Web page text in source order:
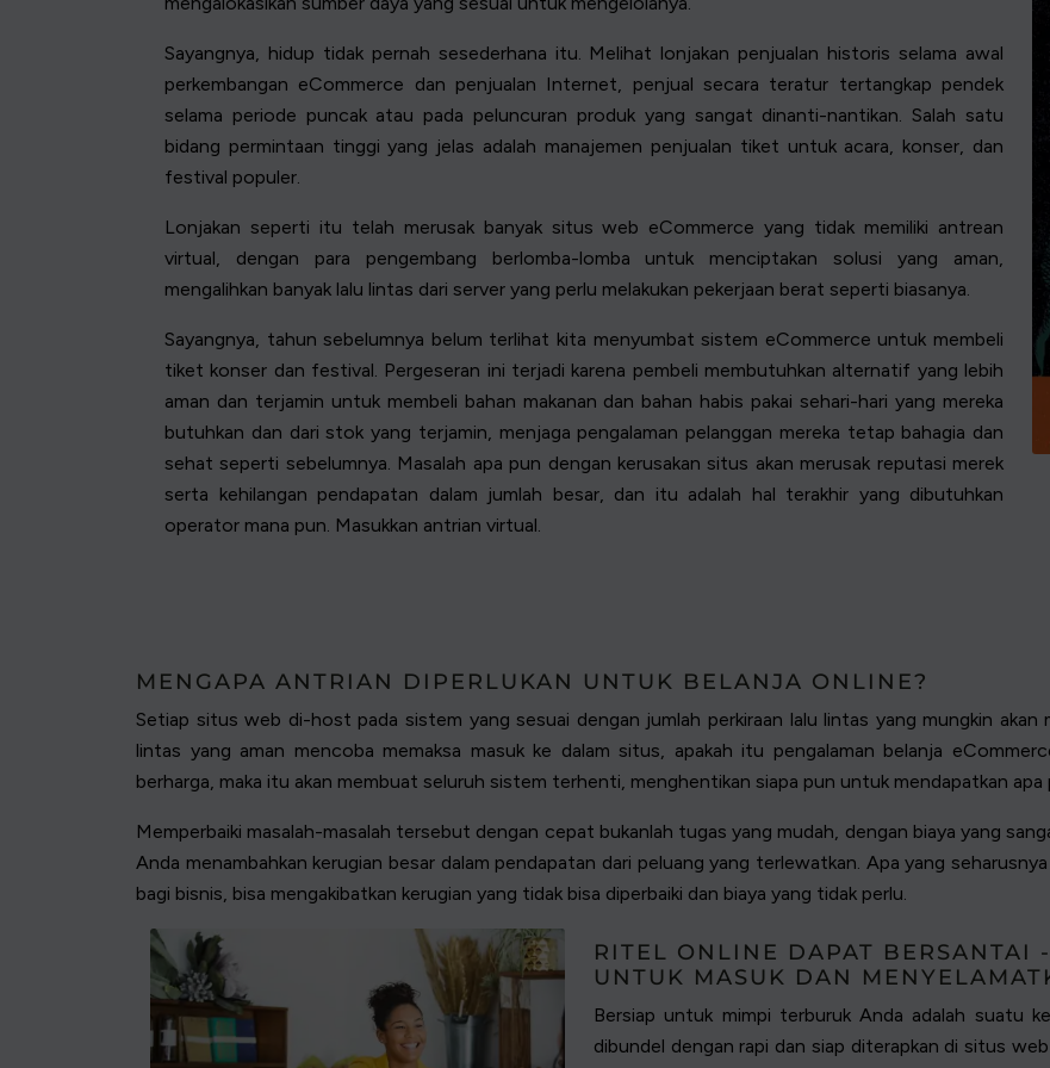
Sayangnya, hidup tidak pernah sesederhana itu. Melihat lonjakan penjualan historis selama awal
perkembangan eCommerce dan penjualan Internet, penjual secara teratur tertangkap pendek
selama periode puncak atau pada peluncuran produk yang sangat dinanti-nantikan. Salah satu
bidang permintaan tinggi yang jelas adalah manajemen penjualan tiket untuk acara, konser, dan
festival populer.
Lonjakan seperti itu telah merusak banyak situs web eCommerce yang tidak memiliki antrean
virtual, dengan para pengembang berlomba-lomba untuk menciptakan solusi yang aman,
mengalihkan banyak lalu lintas dari server yang perlu melakukan pekerjaan berat seperti biasanya.
Sayangnya, tahun sebelumnya belum terlihat kita menyumbat sistem eCommerce untuk membeli
tiket konser dan festival. Pergeseran ini terjadi karena pembeli membutuhkan alternatif yang lebih
aman dan terjamin untuk membeli bahan makanan dan bahan habis pakai sehari-hari yang mereka
butuhkan dan dari stok yang terjamin, menjaga pengalaman pelanggan mereka tetap bahagia dan
sehat seperti sebelumnya. Masalah apa pun dengan kerusakan situs akan merusak reputasi merek
serta kehilangan pendapatan dalam jumlah besar, dan itu adalah hal terakhir yang dibutuhkan
operator mana pun. Masukkan antrian virtual.
MENGAPA ANTRIAN DIPERLUKAN UNTUK BELANJA ONLINE?
Setiap situs web di-host pada sistem yang sesuai dengan jumlah perkiraan lalu lintas yang mungkin akan
lintas yang aman mencoba memaksa masuk ke dalam situs, apakah itu pengalaman belanja
berharga, maka itu akan membuat seluruh sistem terhenti, menghentikan siapa pun untuk mendapatkan apa
Memperbaiki masalah-masalah tersebut dengan cepat bukanlah tugas yang mudah, dengan biaya yang
Anda menambahkan kerugian besar dalam pendapatan dari peluang yang terlewatkan. Apa yang
bagi bisnis, bisa mengakibatkan kerugian yang tidak bisa diperbaiki dan biaya yang tidak perlu.
RITEL ONLINE DAPAT BERSANTAI
UNTUK MASUK DAN
Bersiap untuk mimpi terburuk Anda adalah suatu
dibundel dengan rapi dan siap diterapkan di situs